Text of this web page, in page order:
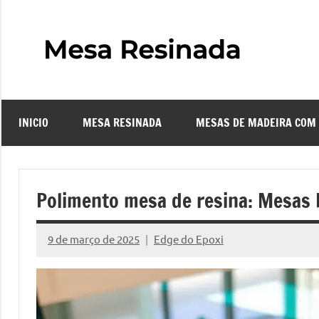
–
uma
resinadas,
a
elegância
se
INICIO MESA RESINADA MESAS DE MADEIRA
Polimento mesa de resina: Mesas
9 de março de 2025 Edge do Epoxi
Nenhum
Comentário